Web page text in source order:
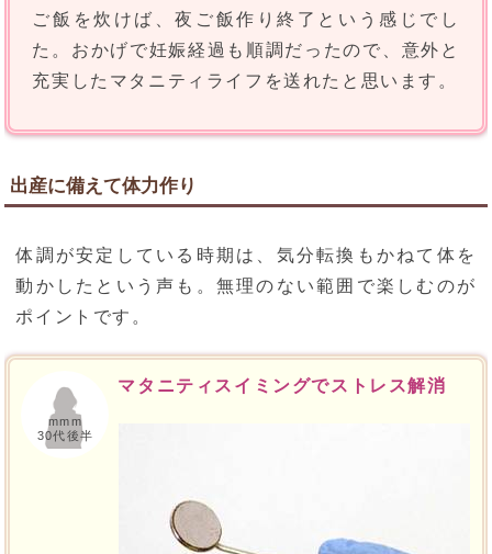
ご飯を炊けば、夜ご飯作り終了という感じでし
た。おかげで妊娠経過も順調だったので、意外と
充実したマタニティライフを送れたと思います。
出産に備えて体力作り
体調が安定している時期は、気分転換もかねて体を
動かしたという声も。無理のない範囲で楽しむのが
ポイントです。
mmm
30代後半
マタニティスイミングでストレス解消